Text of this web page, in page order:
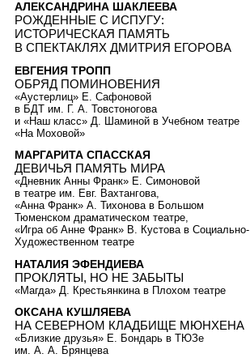
АЛЕКСАНДРИНА ШАКЛЕЕВА
РОЖДЕННЫЕ С ИСПУГУ:
ИСТОРИЧЕСКАЯ ПАМЯТЬ
В СПЕКТАКЛЯХ ДМИТРИЯ ЕГОРОВА
ЕВГЕНИЯ ТРОПП
ОБРЯД ПОМИНОВЕНИЯ
«Аустерлиц» Е. Сафоновой
в БДТ им. Г. А. Товстоногова
и «Наш класс» Д. Шаминой в Учебном театре
«На Моховой»
МАРГАРИТА СПАССКАЯ
ДЕВИЧЬЯ ПАМЯТЬ МИРА
«Дневник Анны Франк» Е. Симоновой
в театре им. Евг. Вахтангова,
«Анна Франк» А. Тихонова в Большом
Тюменском драматическом театре,
«Игра об Анне Франк» В. Кустова в Социально-
Художественном театре
НАТАЛИЯ ЭФЕНДИЕВА
ПРОКЛЯТЫ, НО НЕ ЗАБЫТЫ
«Магда» Д. Крестьянкина в Плохом театре
ОКСАНА КУШЛЯЕВА
НА СЕВЕРНОМ КЛАДБИЩЕ МЮНХЕНА
«Близкие друзья» Е. Бондарь в ТЮЗе
им. А. А. Брянцева